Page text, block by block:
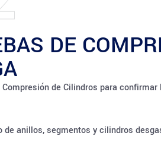
DE
de Cilindros para
de anillos, segmentos y cilindros